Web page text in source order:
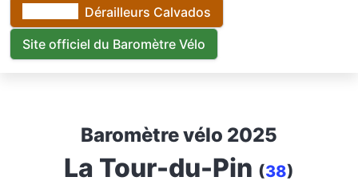
Dérailleurs Calvados
Site officiel du Baromètre Vélo
Baromètre vélo 2025
La Tour-du-Pin (38)